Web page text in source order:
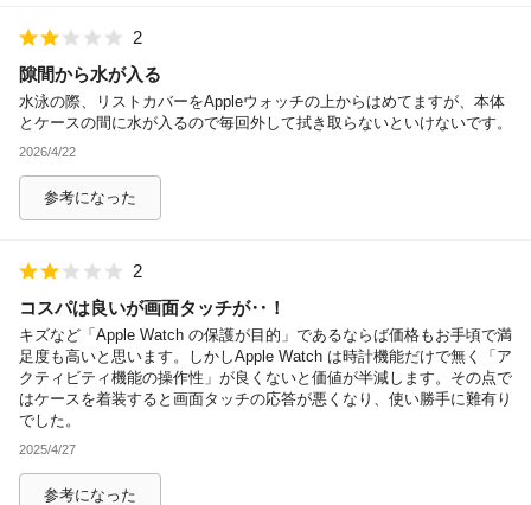
2
隙間から水が入る
水泳の際、リストカバーをAppleウォッチの上からはめてますが、本体
とケースの間に水が入るので毎回外して拭き取らないといけないです。
2026/4/22
参考になった
2
コスパは良いが画面タッチが‥！
キズなど「Apple Watch の保護が目的」であるならば価格もお手頃で満
足度も高いと思います。しかしApple Watch は時計機能だけで無く「ア
クティビティ機能の操作性」が良くないと価値が半減します。その点で
はケースを着装すると画面タッチの応答が悪くなり、使い勝手に難有り
でした。
2025/4/27
参考になった
除外ワード